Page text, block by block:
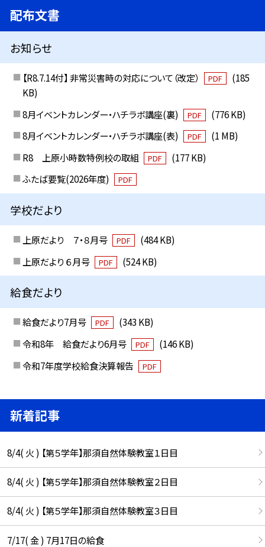
配布文書
お知らせ
【R8.7.14付】 非常災害時の対応について（改定） PDF
(185
KB)
8月イベントカレンダー・ハチラボ講座(裏)
PDF
(776 KB)
8月イベントカレンダー・ハチラボ講座(表)
PDF
(1 MB)
R8 上原小時数特例校の取組
PDF
(177 KB)
ふたば要覧(2026年度)
PDF
学校だより
上原だより ７・８月号 PDF
(484 KB)
上原だより ６月号
PDF (524 KB)
給食だより
給食だより7月号 PDF
(343 KB)
令和8年 給食だより6月号
PDF
(146 KB)
令和7年度学校給食決算報告
PDF
新着記事
8/4( 火 ) 【第５学年】那須自然体験教室１日目
8/4( 火 ) 【第５学年】那須自然体験教室２日目
8/4( 火 ) 【第５学年】那須自然体験教室３日目
7/17( 金 ) 7月17日の給食